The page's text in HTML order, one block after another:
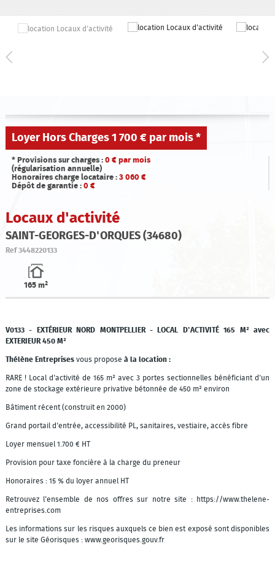
Loyer Hors Charges1 700 € par mois *
* Provisions sur charges : 0€ par mois
(régularisation annuelle)
Honoraires charge locataire : 3 060€
Dépôt de garantie : 0€
Locaux d'activité
SAINT-GEORGES-D'ORQUES (34680)
Ref 3448220133
165 m²
V0133 - EXTÉRIEUR NORD MONTPELLIER - LOCAL D'ACTIVITÉ 165 M² avec
EXTERIEUR 450 M²
Thélène Entreprisesvous propose à la location :
RARE ! Local d'activité de 165 m² avec 3 portes sectionnelles bénéficiant d'un
zone de stockage extérieure privative bétonnée de 450 m² environ
Bâtiment récent (construit en 2000)
Grand portail d'entrée, accessibilité PL, sanitaires, vestiaire, accès fibre
Loyer mensuel 1.700 € HT
Provision pour taxe foncière à la charge du preneur
Honoraires : 15 % du loyer annuel HT
Retrouvez l'ensemble de nos offres sur notre site : https://www.thelene-
entreprises.com
Les informations sur les risques auxquels ce bien est exposé sont disponibles
sur le site Géorisques : www.georisques.gouv.fr